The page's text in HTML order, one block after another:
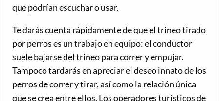
que podrían escuchar o usar.
Te darás cuenta rápidamente de que el trineo tirado
por perros es un trabajo en equipo: el conductor
suele bajarse del trineo para correr y empujar.
Tampoco tardarás en apreciar el deseo innato de los
perros de correr y tirar, así como la relación única
que se crea entre ellos. Los operadores turísticos de